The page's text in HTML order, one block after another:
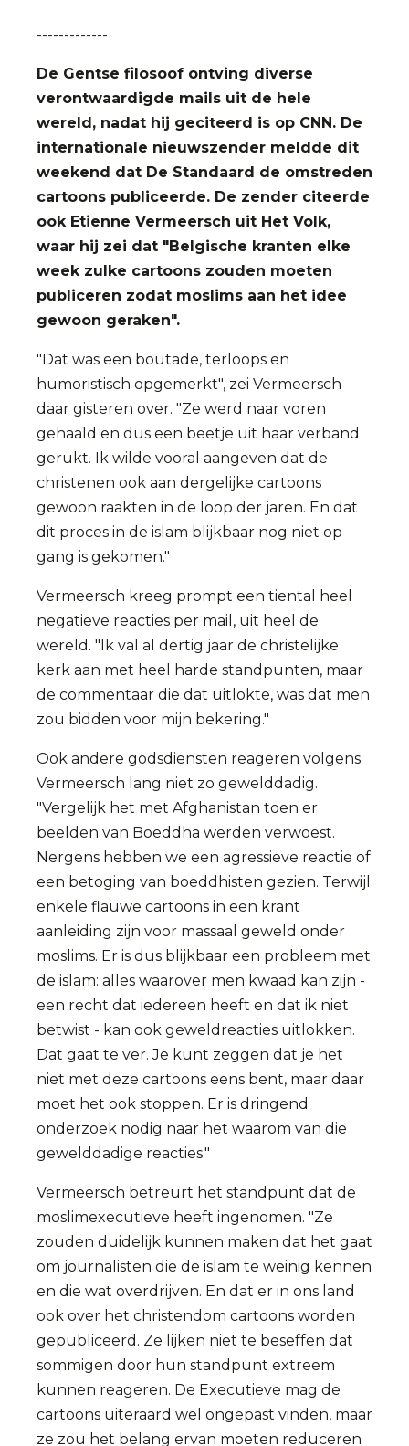
-------------
De Gentse filosoof ontving diverse
verontwaardigde mails uit de hele
wereld, nadat hij geciteerd is op CNN. De
internationale nieuwszender meldde dit
weekend dat De Standaard de omstreden
cartoons publiceerde. De zender citeerde
ook Etienne Vermeersch uit Het Volk,
waar hij zei dat "Belgische kranten elke
week zulke cartoons zouden moeten
publiceren zodat moslims aan het idee
gewoon geraken".
"Dat was een boutade, terloops en
humoristisch opgemerkt", zei Vermeersch
daar gisteren over. "Ze werd naar voren
gehaald en dus een beetje uit haar verband
gerukt. Ik wilde vooral aangeven dat de
christenen ook aan dergelijke cartoons
gewoon raakten in de loop der jaren. En dat
dit proces in de islam blijkbaar nog niet op
gang is gekomen."
Vermeersch kreeg prompt een tiental heel
negatieve reacties per mail, uit heel de
wereld. "Ik val al dertig jaar de christelijke
kerk aan met heel harde standpunten, maar
de commentaar die dat uitlokte, was dat men
zou bidden voor mijn bekering."
Ook andere godsdiensten reageren volgens
Vermeersch lang niet zo gewelddadig.
"Vergelijk het met Afghanistan toen er
beelden van Boeddha werden verwoest.
Nergens hebben we een agressieve reactie of
een betoging van boeddhisten gezien. Terwijl
enkele flauwe cartoons in een krant
aanleiding zijn voor massaal geweld onder
moslims. Er is dus blijkbaar een probleem met
de islam: alles waarover men kwaad kan zijn -
een recht dat iedereen heeft en dat ik niet
betwist - kan ook geweldreacties uitlokken.
Dat gaat te ver. Je kunt zeggen dat je het
niet met deze cartoons eens bent, maar daar
moet het ook stoppen. Er is dringend
onderzoek nodig naar het waarom van die
gewelddadige reacties."
Vermeersch betreurt het standpunt dat de
moslimexecutieve heeft ingenomen. "Ze
zouden duidelijk kunnen maken dat het gaat
om journalisten die de islam te weinig kennen
en die wat overdrijven. En dat er in ons land
ook over het christendom cartoons worden
gepubliceerd. Ze lijken niet te beseffen dat
sommigen door hun standpunt extreem
kunnen reageren. De Executieve mag de
cartoons uiteraard wel ongepast vinden, maar
ze zou het belang ervan moeten reduceren